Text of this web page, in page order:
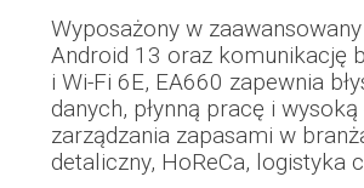
Wyposażony w
Android 13 oraz komunikację
i Wi-Fi 6E, EA660 zapewnia
danych, płynną pracę i
zarządzania zapasami w
detaliczny, HoReCa, logistyka